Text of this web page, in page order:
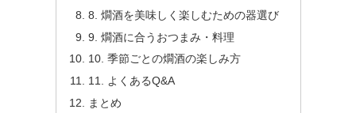
8. 燗酒を美味しく楽しむための器選び
9. 燗酒に合うおつまみ・料理
10. 季節ごとの燗酒の楽しみ方
11. よくあるQ&A
まとめ